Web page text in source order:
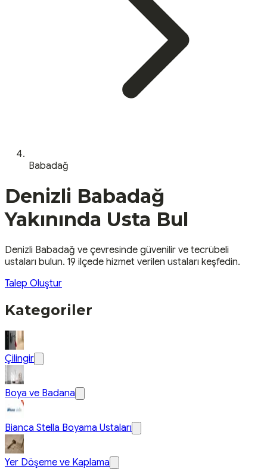
Babadağ
Denizli Babadağ
Yakınında Usta Bul
Denizli Babadağ ve çevresinde güvenilir ve tecrübeli
ustaları bulun. 19 ilçede hizmet verilen ustaları keşfedin.
Talep Oluştur
Kategoriler
Çilingir
Boya ve Badana
Bianca Stella Boyama Ustaları
Yer Döşeme ve Kaplama